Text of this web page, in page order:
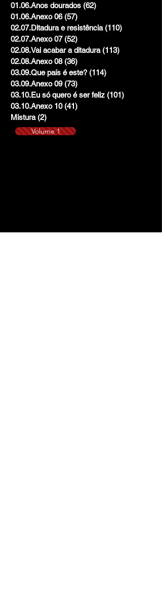
01.06.Anos dourados (62)
01.06.Anexo 06 (57)
02.07.Ditadura e resistência (110)
02.07.Anexo 07 (52)
02.08.Vai acabar a ditadura (113)
02.08.Anexo 08 (36)
03.09.Que país é este? (114)
03.09.Anexo 09 (73)
03.10.Eu só quero é ser feliz (101)
03.10.Anexo 10 (41)
Mistura (2)
Volume 1